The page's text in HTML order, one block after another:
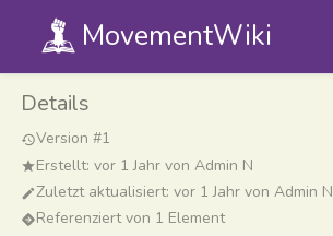
MovementWiki
Details
Version #1
Erstellt: vor 1 Jahr von Admin N
Zuletzt aktualisiert: vor 1 Jahr von Admin N
Referenziert von 1 Element